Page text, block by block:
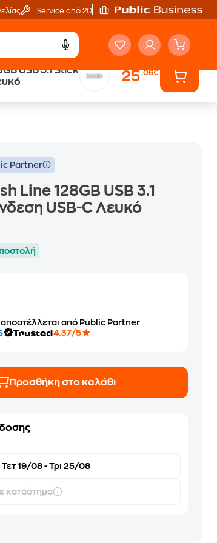
Service από 20'
USB 3.1 Stick
25,06€
Άτοκες Δόσεις
Partner
Line 128GB USB 3.1
USB-C Λευκό
αποστέλλεται από Public Partner
4.37/5
Προσθήκη στο καλάθι
Τετ 19/08 - Τρι 25/08
κατάστημα